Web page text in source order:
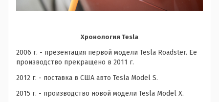
Хронология Tesla
2006 г. - презентация первой модели Tesla Roadster. Ее
производство прекращено в 2011 г.
2012 г. - поставка в США авто Tesla Model S.
2015 г. - производство новой модели Tesla Model X.